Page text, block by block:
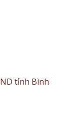
tỉnh Bình